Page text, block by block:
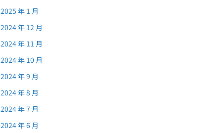
2025 年 1 月
2024 年 12 月
2024 年 11 月
2024 年 10 月
2024 年 9 月
2024 年 8 月
2024 年 7 月
2024 年 6 月